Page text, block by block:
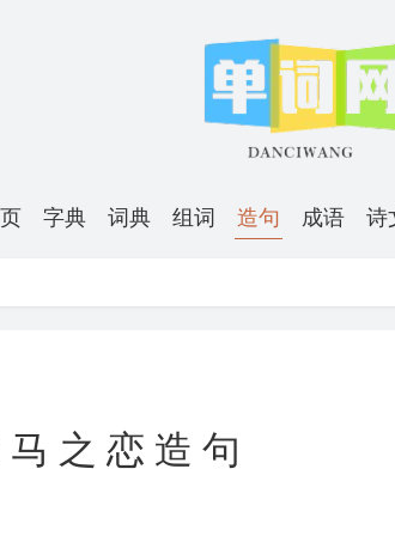
字典 词典 组词 造句 成语 诗
马之恋造句